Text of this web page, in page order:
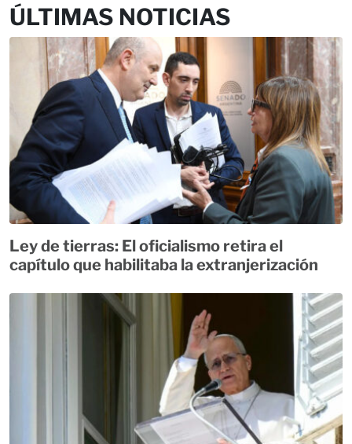
ÚLTIMAS NOTICIAS
Ley de tierras: El oficialismo retira el
capítulo que habilitaba la extranjerización